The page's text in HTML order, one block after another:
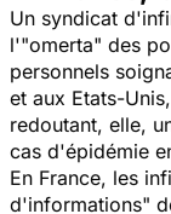
Un syndicat
l'"omerta" des
personnels
et aux Etats-
redoutant, elle,
cas d'épidémie
En France, les
d'informations"